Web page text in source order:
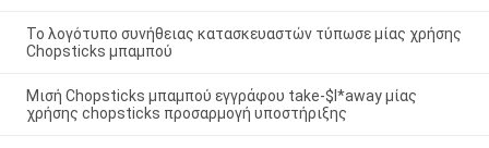
Το λογότυπο συνήθειας κατασκευαστών τύπωσε μίας χρήσης
Chopsticks μπαμπού
Μισή Chopsticks μπαμπού εγγράφου take-$l*away μίας
χρήσης chopsticks προσαρμογή υποστήριξης